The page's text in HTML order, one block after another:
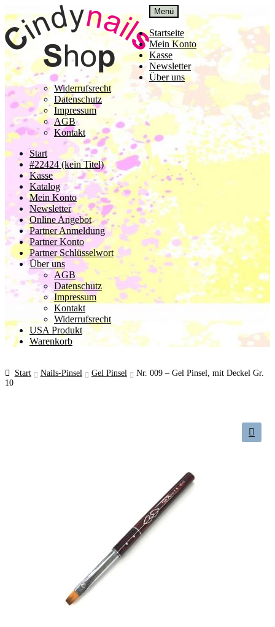
Navigation
springen
Inhalt
springen
Menü
Startseite
Mein Konto
Kasse
Newsletter
Über uns
Widerrufsrecht
Datenschutz
Impressum
AGB
Kontakt
Start
#22424 (kein Titel)
Kasse
Katalog
Mein Konto
Newsletter
Online Angebot
Partner Anmeldung
Partner Konto
Partner Schlüsselwort
Über uns
AGB
Datenschutz
Impressum
Kontakt
Widerrufsrecht
USA Produkt
Warenkorb
Start Nails-Pinsel Gel Pinsel
Nr. 009 – Gel Pinsel, mit Deckel Gr.
10